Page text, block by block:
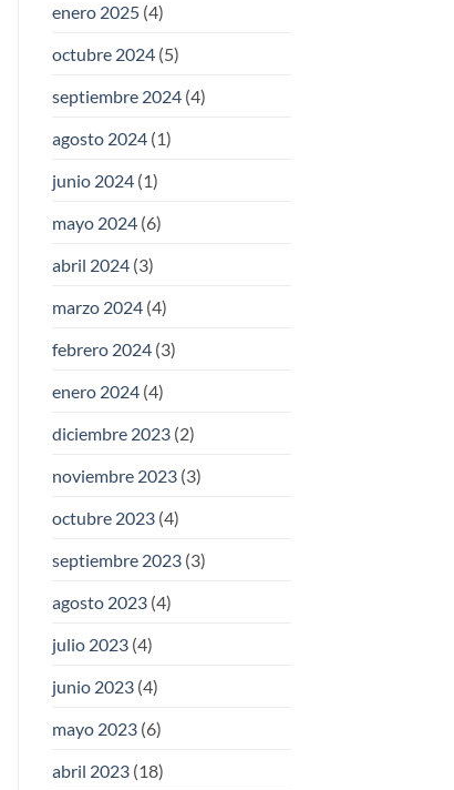
enero 2025(4)
octubre 2024(5)
septiembre 2024(4)
agosto 2024(1)
junio 2024(1)
mayo 2024(6)
abril 2024(3)
marzo 2024(4)
febrero 2024(3)
enero 2024(4)
diciembre 2023(2)
noviembre 2023(3)
octubre 2023(4)
septiembre 2023(3)
agosto 2023(4)
julio 2023(4)
junio 2023(4)
mayo 2023(6)
abril 2023(18)